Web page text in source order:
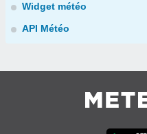
Widget météo
API Météo